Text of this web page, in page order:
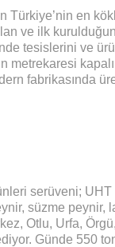
Türkiye’nin en
ve ilk
tesislerini ve
metrekaresi
fabrikasında
serüveni; UHT
süzme peynir,
Otlu, Urfa,
Günde 550